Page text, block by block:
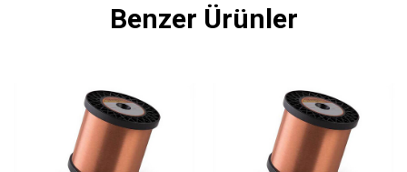
Benzer Ürünler